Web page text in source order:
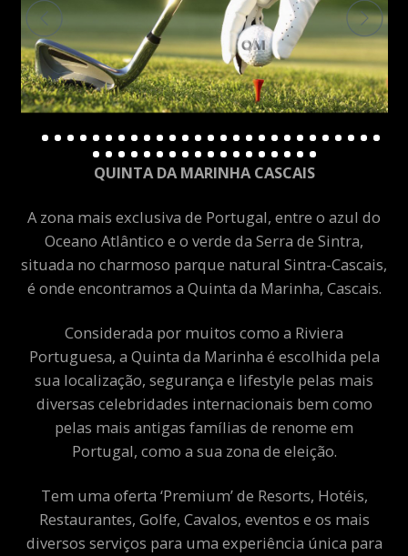
QUINTA DA MARINHA CASCAIS
A zona mais exclusiva de Portugal, entre o azul do
Oceano Atlântico e o verde da Serra de Sintra,
situada no charmoso parque natural Sintra-Cascais,
é onde encontramos a Quinta da Marinha, Cascais.
Considerada por muitos como a Riviera
Portuguesa, a Quinta da Marinha é escolhida pela
sua localização, segurança e lifestyle pelas mais
diversas celebridades internacionais bem como
pelas mais antigas famílias de renome em
Portugal, como a sua zona de eleição.
Tem uma oferta ‘Premium’ de Resorts, Hotéis,
Restaurantes, Golfe, Cavalos, eventos e os mais
diversos serviços para uma experiência única para